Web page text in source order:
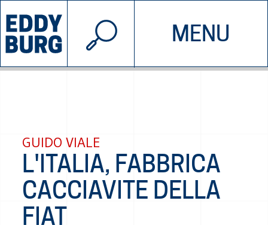
MENU
INIZIATIVE CHI SIAMO
© 2026 EDDYBURG
GUIDO VIALE
L'ITALIA, FABBRICA
CACCIAVITE DELLA
FIAT